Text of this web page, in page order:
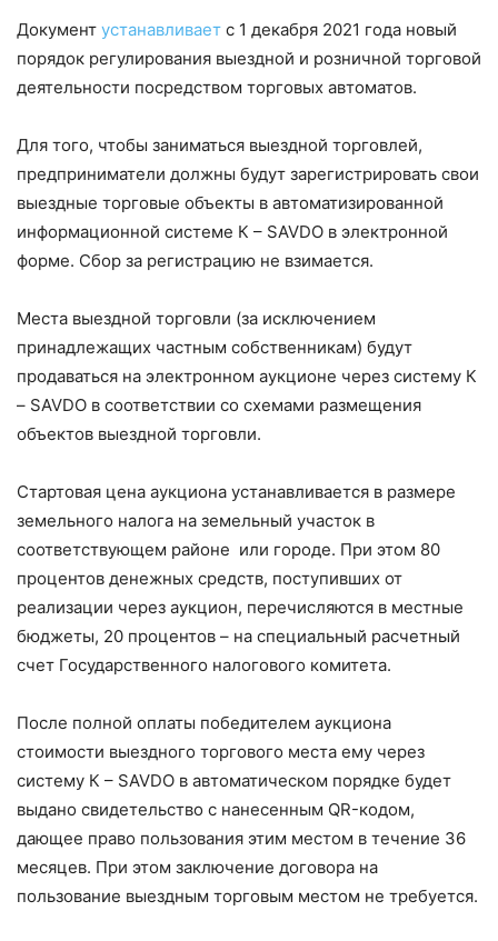
Документ устанавливает с 1 декабря 2021 года новый
порядок регулирования выездной и розничной торговой
деятельности посредством торговых автоматов.
Для того, чтобы заниматься выездной торговлей,
предприниматели должны будут зарегистрировать свои
выездные торговые объекты в автоматизированной
информационной системе К – SAVDO в электронной
форме. Сбор за регистрацию не взимается.
Места выездной торговли (за исключением
принадлежащих частным собственникам) будут
продаваться на электронном аукционе через систему К
– SAVDO в соответствии со схемами размещения
объектов выездной торговли.
Стартовая цена аукциона устанавливается в размере
земельного налога на земельный участок в
соответствующем районе или городе. При этом 80
процентов денежных средств, поступивших от
реализации через аукцион, перечисляются в местные
бюджеты, 20 процентов – на специальный расчетный
счет Государственного налогового комитета.
После полной оплаты победителем аукциона
стоимости выездного торгового места ему через
систему К – SAVDO в автоматическом порядке будет
выдано свидетельство с нанесенным QR-кодом,
дающее право пользования этим местом в течение 36
месяцев. При этом заключение договора на
пользование выездным торговым местом не требуется.